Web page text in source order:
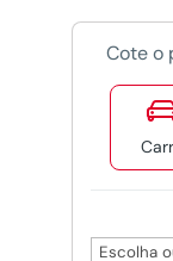
Cote o